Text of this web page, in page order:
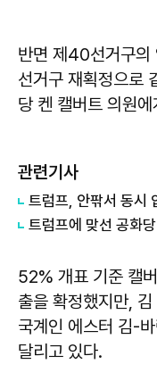
반면 제40선거구의
선거구 재획정으로
당 켄 캘버트 의원
관련기사
52% 개표 기준 캘
출을 확정했지만,
국계인 에스터 김-
달리고 있다.